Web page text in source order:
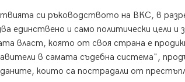
си ръководството на ВКС, в
единствено и само политически цели
власт, която от своя страна е
в самата съдебна система",
които са пострадали от